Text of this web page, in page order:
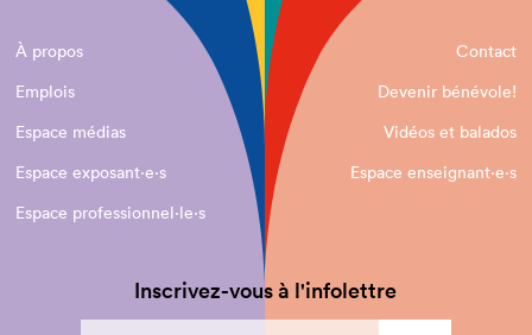
À propos
Contact
Emplois
Devenir bénévole!
Espace médias
Vidéos et balados
Espace exposant·e⋅s
Espace enseignant·e⋅s
Espace professionnel·le⋅s
Inscrivez-vous à l'infolettre